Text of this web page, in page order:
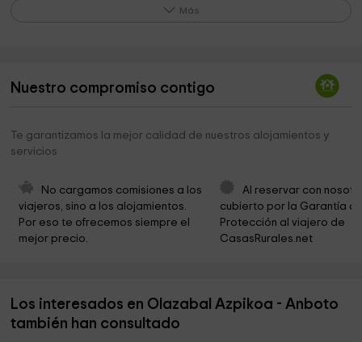
Atxarteko Santo Cristo 3,3 km
Ermita de San Kristobal
Ermita de Santutxo
Falda de la cara sur del Untzillatx
Ermita del Cristo 3,9 km
Untzillatx 4,2 km
Más
Nuestro compromiso contigo
Te garantizamos la mejor calidad de nuestros alojamientos y
servicios
No cargamos comisiones a los
viajeros, sino a los alojamientos.
Por eso te ofrecemos siempre el
mejor precio.
Al reservar con
cubierto por la Garantía
Protección al viajero de
CasasRurales.net
Los interesados en Olazabal Azpikoa - Anboto
también han consultado